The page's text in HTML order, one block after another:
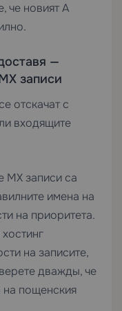
че новият A
—
записи
отскачат с
входящите
MX записи са
имена на
на приоритета.
на записите,
дважды, че
на пощенския